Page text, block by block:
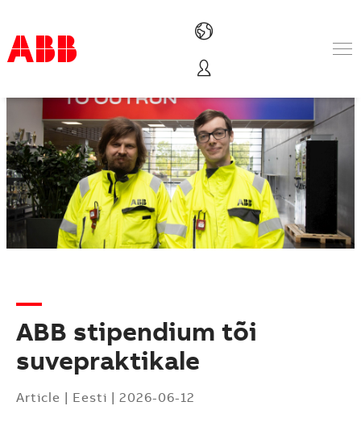
Tooted ja lahendused
Tööstusharud
Teenused
ABB-st
Where to buy
Contact us
Karjäärivõimalused
ABB stipendium tõi
suvepraktikale
Article | Eesti | 2026-06-12